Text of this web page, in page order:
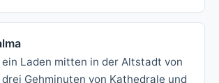
ein Laden mitten in der Altstadt von
Gehminuten von Kathedrale und